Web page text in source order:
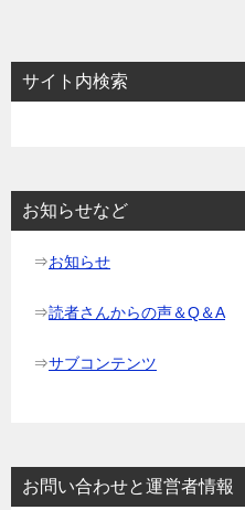
ビ
ゲ
ョ
サイト内検索
お知らせなど
⇒お知らせ
⇒読者さんからの声＆Q＆A
⇒サブコンテンツ
お問い合わせと運営者情報